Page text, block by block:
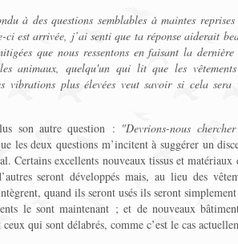
à des questions semblables à maintes
est arrivée, j’ai senti que ta réponse aiderait
que nous ressentons en faisant la
animaux, quelqu'un qui lit que les
vibrations plus élevées veut savoir si cela
son autre question : "Devrions-nous
les deux questions m’incitent à suggérer un
Certains excellents nouveaux tissus et
seront développés mais, au lieu des
quand ils seront usés ils seront
le sont maintenant ; et de nouveaux
qui sont délabrés, comme c’est le cas